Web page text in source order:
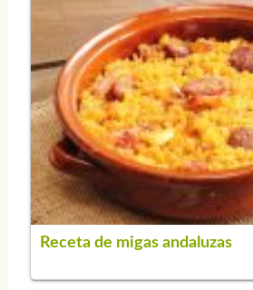
Receta de migas andaluzas